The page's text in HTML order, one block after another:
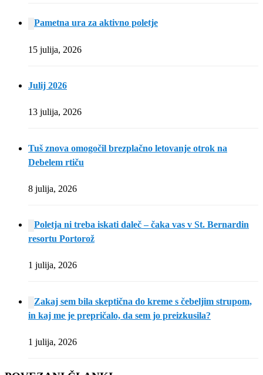
Pametna ura za aktivno poletje
15 julija, 2026
Julij 2026
13 julija, 2026
Tuš znova omogočil brezplačno letovanje otrok na
Debelem rtiču
8 julija, 2026
Poletja ni treba iskati daleč – čaka vas v St. Bernardin
resortu Portorož
1 julija, 2026
Zakaj sem bila skeptična do kreme s čebeljim strupom,
in kaj me je prepričalo, da sem jo preizkusila?
1 julija, 2026